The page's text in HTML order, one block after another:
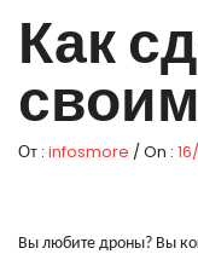
Как
От : infosmore / On :
Вы любите дроны? Вы